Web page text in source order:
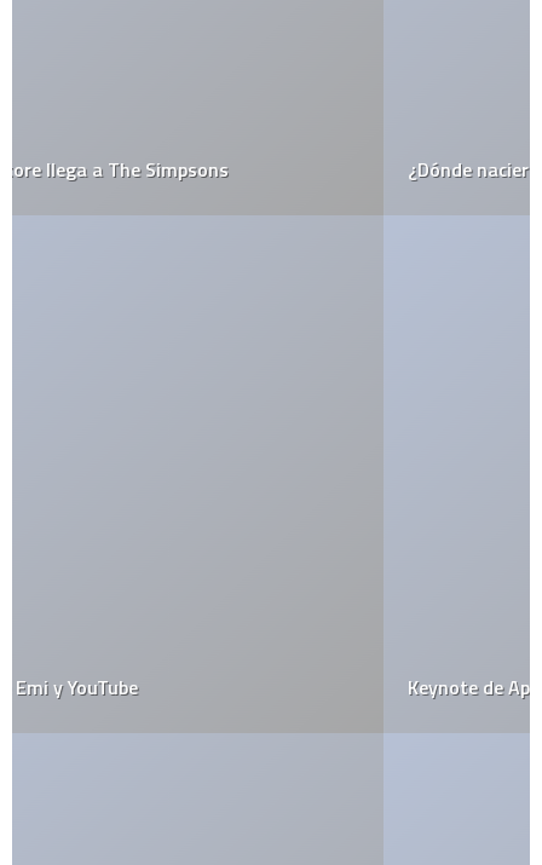
¿Dónde nacieron las estrellas del Web 2.0?
Keynote de Apple